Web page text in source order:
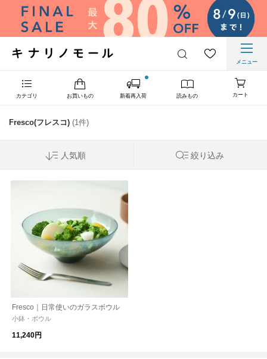
メニュー
カテゴリ お買いもの 新着再入荷 読みもの カート
Fresco(フレスコ) (1件)
人気順 絞り込み
Fresco｜日常使いのガラスボウル
小鉢・ボウル
11,240円